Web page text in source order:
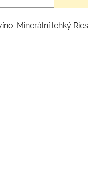
Minerální lehký